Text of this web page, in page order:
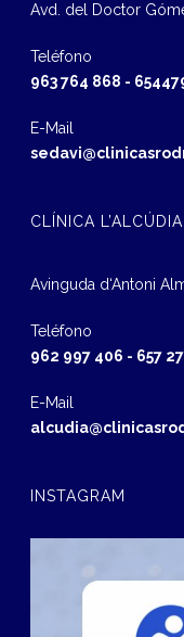
Avd. del Doctor
Teléfono
963 764 868 -
E-Mail
CLÍNICA L’ALCÚDIA
Avinguda d‘Antoni
Teléfono
962 997 406 - 657
E-Mail
INSTAGRAM